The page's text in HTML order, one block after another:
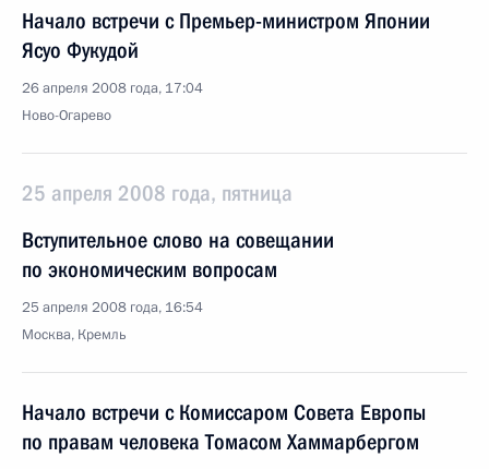
Начало встречи с Премьер-министром Японии
Ясуо Фукудой
26 апреля 2008 года, 17:04
Ново-Огарево
25 апреля 2008 года, пятница
Вступительное слово на совещании
по экономическим вопросам
25 апреля 2008 года, 16:54
Москва, Кремль
Начало встречи с Комиссаром Совета Европы
по правам человека Томасом Хаммарбергом